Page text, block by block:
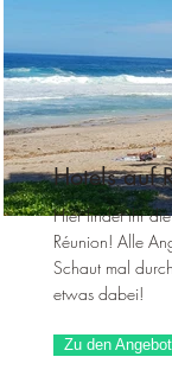
Hotels auf
Hier findet ihr
Réunion! Alle
Schaut mal
etwas dabei!
Zu den